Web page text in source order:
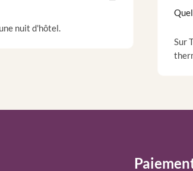
nuit d'hôtel.
Sur